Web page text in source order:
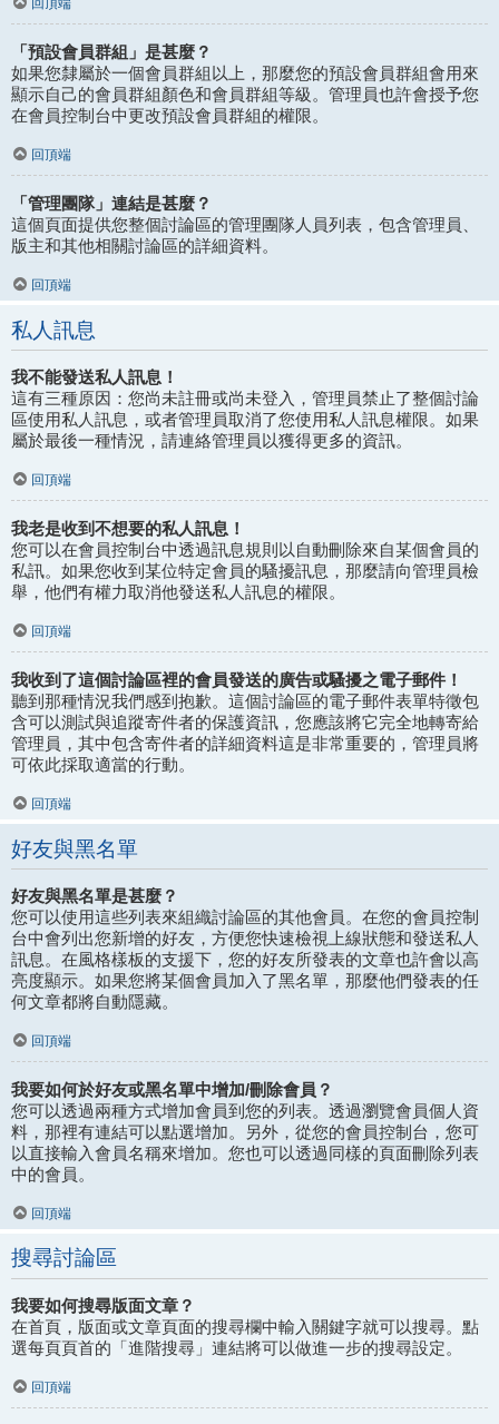
回頂端
「預設會員群組」是甚麼？
如果您隸屬於一個會員群組以上，那麼您的預設會員群組會用來
顯示自己的會員群組顏色和會員群組等級。管理員也許會授予您
在會員控制台中更改預設會員群組的權限。
回頂端
「管理團隊」連結是甚麼？
這個頁面提供您整個討論區的管理團隊人員列表，包含管理員、
版主和其他相關討論區的詳細資料。
回頂端
私人訊息
我不能發送私人訊息！
這有三種原因：您尚未註冊或尚未登入，管理員禁止了整個討論
區使用私人訊息，或者管理員取消了您使用私人訊息權限。如果
屬於最後一種情況，請連絡管理員以獲得更多的資訊。
回頂端
我老是收到不想要的私人訊息！
您可以在會員控制台中透過訊息規則以自動刪除來自某個會員的
私訊。如果您收到某位特定會員的騷擾訊息，那麼請向管理員檢
舉，他們有權力取消他發送私人訊息的權限。
回頂端
我收到了這個討論區裡的會員發送的廣告或騷擾之電子郵件！
聽到那種情況我們感到抱歉。這個討論區的電子郵件表單特徵包
含可以測試與追蹤寄件者的保護資訊，您應該將它完全地轉寄給
管理員，其中包含寄件者的詳細資料這是非常重要的，管理員將
可依此採取適當的行動。
回頂端
好友與黑名單
好友與黑名單是甚麼？
您可以使用這些列表來組織討論區的其他會員。在您的會員控制
台中會列出您新增的好友，方便您快速檢視上線狀態和發送私人
訊息。在風格樣板的支援下，您的好友所發表的文章也許會以高
亮度顯示。如果您將某個會員加入了黑名單，那麼他們發表的任
何文章都將自動隱藏。
回頂端
我要如何於好友或黑名單中增加/刪除會員？
您可以透過兩種方式增加會員到您的列表。透過瀏覽會員個人資
料，那裡有連結可以點選增加。另外，從您的會員控制台，您可
以直接輸入會員名稱來增加。您也可以透過同樣的頁面刪除列表
中的會員。
回頂端
搜尋討論區
我要如何搜尋版面文章？
在首頁，版面或文章頁面的搜尋欄中輸入關鍵字就可以搜尋。點
選每頁頁首的「進階搜尋」連結將可以做進一步的搜尋設定。
回頂端